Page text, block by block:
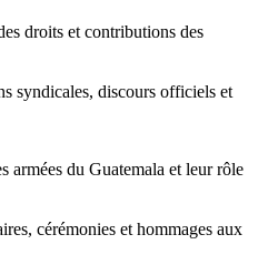
droits et contributions des
syndicales, discours officiels et
armées du Guatemala et leur rôle
cérémonies et hommages aux